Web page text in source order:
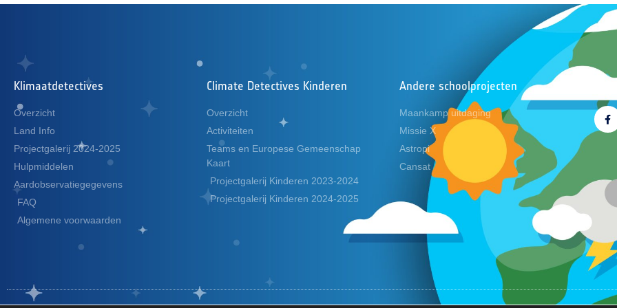
Klimaatdetectives
Overzicht
Land Info
Projectgalerij 2024-2025
Hulpmiddelen
Aardobservatiegegevens
FAQ
Algemene voorwaarden
Climate Detectives Kinderen
Overzicht
Activiteiten
Teams en Europese Gemeenschap
Kaart
Projectgalerij Kinderen 2023-2024
Projectgalerij Kinderen 2024-2025
Andere schoolprojecten
Maankamp uitdaging
Missie X
Astropi
Cansat